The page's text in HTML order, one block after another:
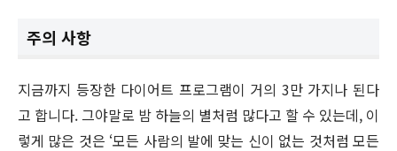
주의 사항
지금까지 등장한 다이어트 프로그램이 거의 3만 가지나 된다
고 합니다. 그야말로 밤 하늘의 별처럼 많다고 할 수 있는데, 이
렇게 많은 것은 ‘모든 사람의 발에 맞는 신이 없는 것처럼 모든